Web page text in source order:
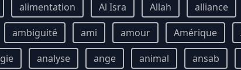
alimentation Al Isra Allah alliance
ambiguité ami amour Amérique
analyse ange animal ansab